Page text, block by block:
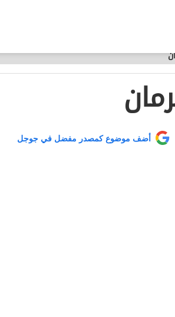
أضف موضوع كمصدر مفضل في جوجل